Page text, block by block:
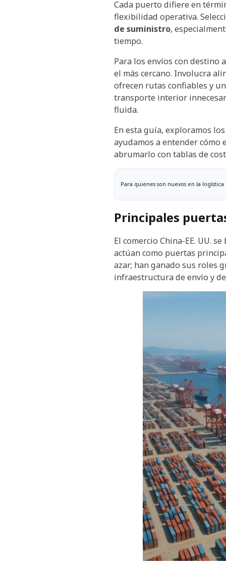
Cada puerto difiere en
flexibilidad operativa.
de suministro,
tiempo.
Para los envíos con destino
el más cercano. Involucra
ofrecen rutas confiables y
transporte interior
fluida.
En esta guía, exploramos
ayudamos a entender
abrumarlo con tablas de
Para quienes son nuevos en la
Principales
El comercio China-EE. UU.
actúan como puertas
azar; han ganado sus roles
infraestructura de envío y